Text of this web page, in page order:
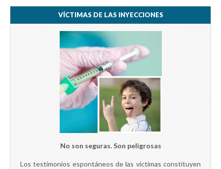
VÍCTIMAS DE LAS INYECCIONES
No son seguras. Son peligrosas
Los testimonios espontáneos de las víctimas constituyen